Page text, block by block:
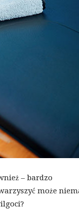
– bardzo
może